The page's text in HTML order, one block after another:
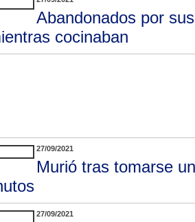
Abandonados por
cocinaban
27/09/2021
Murió tras tomarse
27/09/2021